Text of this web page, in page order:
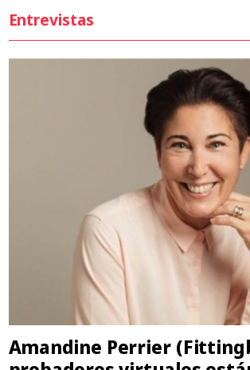
Entrevistas
Amandine Perrier